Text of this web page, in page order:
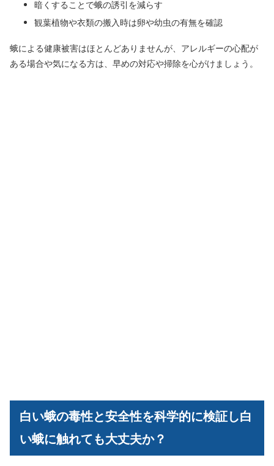
暗くすることで蛾の誘引を減らす
観葉植物や衣類の搬入時は卵や幼虫の有無を確認
蛾による健康被害はほとんどありませんが、アレルギーの心配が
ある場合や気になる方は、早めの対応や掃除を心がけましょう。
白い蛾の毒性と安全性を科学的に検証し白
い蛾に触れても大丈夫か？